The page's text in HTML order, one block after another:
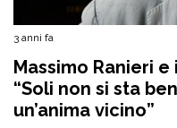
3 anni fa
Massimo Ranieri
“Soli non si sta
un’anima vicino”